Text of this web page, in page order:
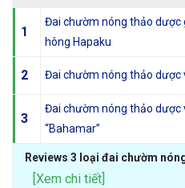
1
Đai chườm nóng thảo dược
hông Hapaku
2 Đai chườm nóng thảo dược
3
Đai chườm nóng thảo dược
“Bahamar”
Reviews 3 loại đai chườm
[Xem chi tiết]